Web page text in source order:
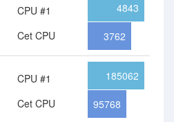
CPU #1
Cet CPU
4843
3762
CPU #1
Cet CPU
185062
95768